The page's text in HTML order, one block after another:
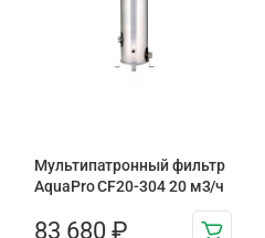
Мультипатронный фильтр
AquaPro CF20-304 20 м3/ч
83 680 ₽